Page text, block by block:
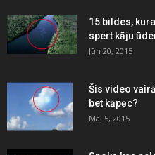
15 bildes,
spert kāju
Jūn 20, 2015
Šis video
bet kāpēc?
Mai 5, 2015